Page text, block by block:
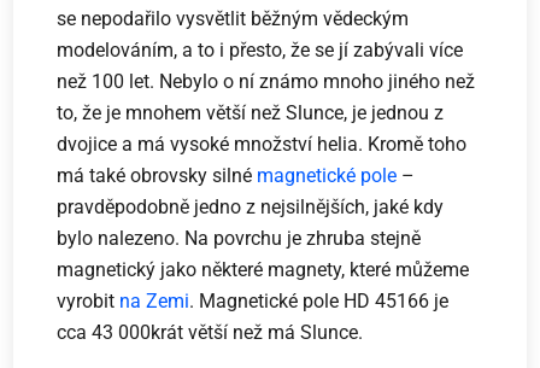
se nepodařilo vysvětlit běžným vědeckým
modelováním, a to i přesto, že se jí zabývali více
než 100 let. Nebylo o ní známo mnoho jiného než
to, že je mnohem větší než Slunce, je jednou z
dvojice a má vysoké množství helia. Kromě toho
má také obrovsky silné magnetické pole –
pravděpodobně jedno z nejsilnějších, jaké kdy
bylo nalezeno. Na povrchu je zhruba stejně
magnetický jako některé magnety, které můžeme
vyrobit na Zemi. Magnetické pole HD 45166 je
cca 43 000krát větší než má Slunce.